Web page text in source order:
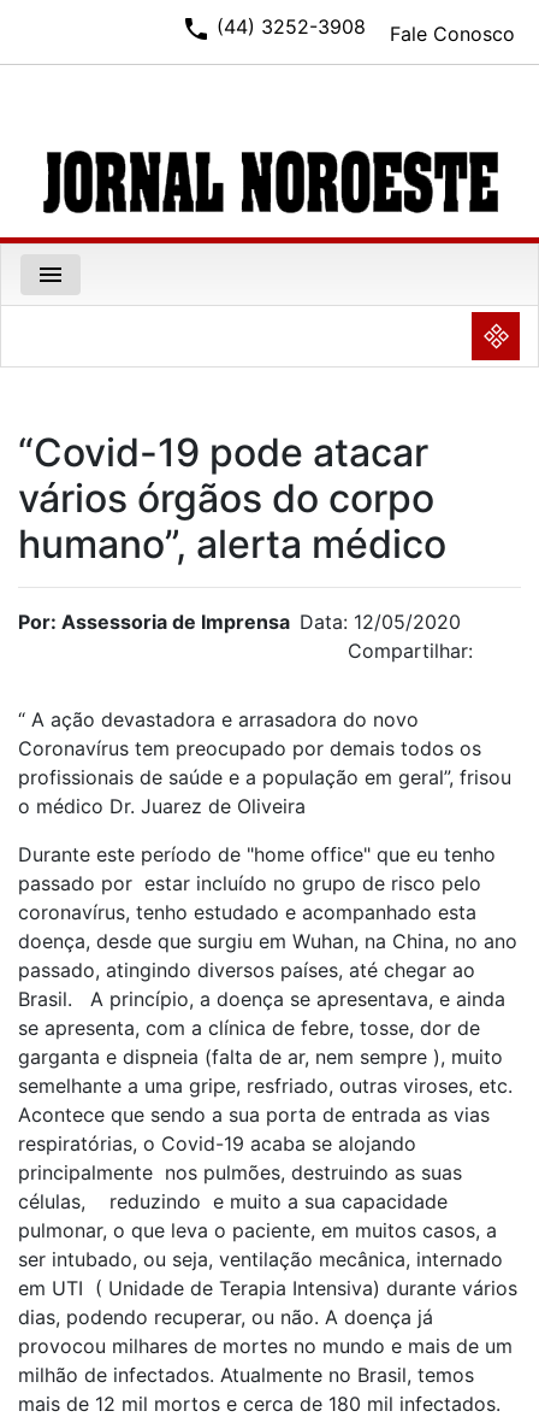
Fale Conosco
phone (44) 3252-3908
menu
NULL
“Covid-19 pode atacar
vários órgãos do corpo
humano”, alerta médico
Por: Assessoria de Imprensa Data: 12/05/2020
Compartilhar:
“ A ação devastadora e arrasadora do novo
Coronavírus tem preocupado por demais todos os
profissionais de saúde e a população em geral”, frisou
o médico Dr. Juarez de Oliveira
Durante este período de "home office" que eu tenho
passado por estar incluído no grupo de risco pelo
coronavírus, tenho estudado e acompanhado esta
doença, desde que surgiu em Wuhan, na China, no ano
passado, atingindo diversos países, até chegar ao
Brasil. A princípio, a doença se apresentava, e ainda
se apresenta, com a clínica de febre, tosse, dor de
garganta e dispneia (falta de ar, nem sempre ), muito
semelhante a uma gripe, resfriado, outras viroses, etc.
Acontece que sendo a sua porta de entrada as vias
respiratórias, o Covid-19 acaba se alojando
principalmente nos pulmões, destruindo as suas
células, reduzindo e muito a sua capacidade
pulmonar, o que leva o paciente, em muitos casos, a
ser intubado, ou seja, ventilação mecânica, internado
em UTI ( Unidade de Terapia Intensiva) durante vários
dias, podendo recuperar, ou não. A doença já
provocou milhares de mortes no mundo e mais de um
milhão de infectados. Atualmente no Brasil, temos
mais de 12 mil mortos e cerca de 180 mil infectados.